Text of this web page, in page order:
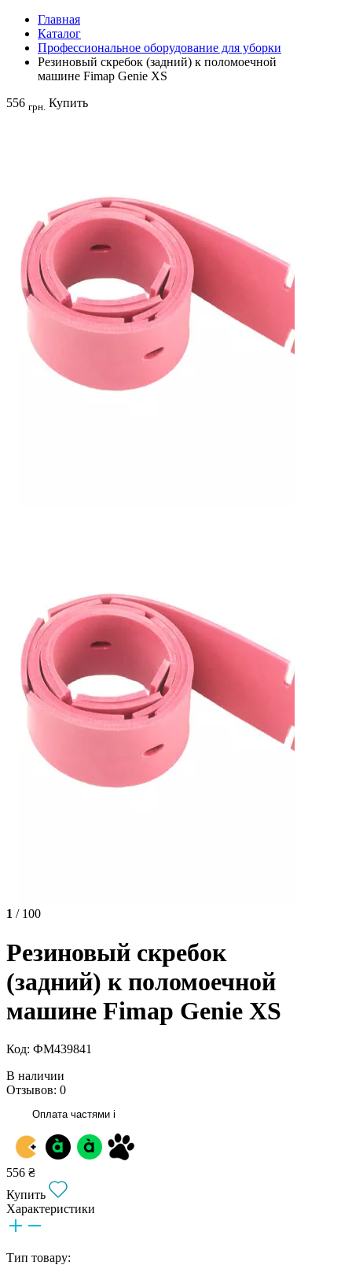
Главная
Каталог
Профессиональное оборудование для уборки
Резиновый скребок (задний) к поломоечной
машине Fimap Genie XS
556 грн. Купить
1 / 100
Резиновый скребок
(задний) к поломоечной
машине Fimap Genie XS
Код: ФМ439841
В наличии
Отзывов: 0
Оплата частями i
556 ₴
Купить
Характеристики
Тип товару: